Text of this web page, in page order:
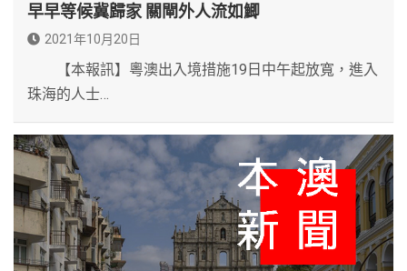
早早等候冀歸家 關閘外人流如鯽
2021年10月20日
【本報訊】粵澳出入境措施19日中午起放寬，進入
珠海的人士…